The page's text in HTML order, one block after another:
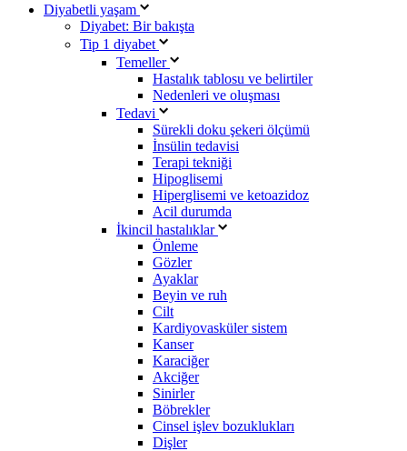
Diyabetli yaşam
Diyabet: Bir bakışta
Tip 1 diyabet
Temeller
Hastalık tablosu ve belirtiler
Nedenleri ve oluşması
Tedavi
Sürekli doku şekeri ölçümü
İnsülin tedavisi
Terapi tekniği
Hipoglisemi
Hiperglisemi ve ketoazidoz
Acil durumda
İkincil hastalıklar
Önleme
Gözler
Ayaklar
Beyin ve ruh
Cilt
Kardiyovasküler sistem
Kanser
Karaciğer
Akciğer
Sinirler
Böbrekler
Cinsel işlev bozuklukları
Dişler